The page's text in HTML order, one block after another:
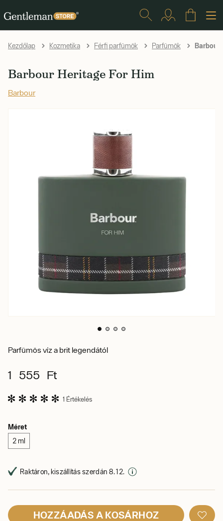
Kezdőlap Kozmetika Férfi parfümök Parfümök Barbour
Barbour Heritage For Him
Barbour
Parfümös víz a brit legendától
1 555 Ft
1 Értékelés
Méret
2 ml
Raktáron, kiszállítás szerdán 8. 12.
HOZZÁADÁS A KOSÁRHOZ